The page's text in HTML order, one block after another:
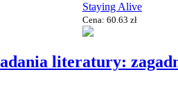
Staying Alive
Cena: 60.63 zł
literatury: